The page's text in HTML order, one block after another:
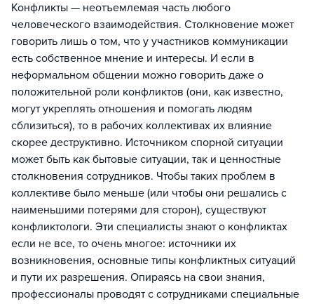
Конфликты — неотъемлемая часть любого
человеческого взаимодействия. Столкновение может
говорить лишь о том, что у участников коммуникации
есть собственное мнение и интересы. И если в
неформальном общении можно говорить даже о
положительной роли конфликтов (они, как известно,
могут укреплять отношения и помогать людям
сблизиться), то в рабочих коллективах их влияние
скорее деструктивно. Источником спорной ситуации
может быть как бытовые ситуации, так и ценностные
столкновения сотрудников. Чтобы таких проблем в
коллективе было меньше (или чтобы они решались с
наименьшими потерями для сторон), существуют
конфликтологи. Эти специалисты знают о конфликтах
если не все, то очень многое: источники их
возникновения, основные типы конфликтных ситуаций
и пути их разрешения. Опираясь на свои знания,
профессионалы проводят с сотрудниками специальные